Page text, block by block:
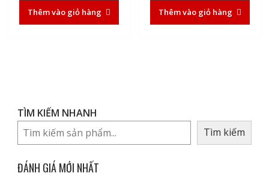
Thêm vào giỏ hàng
là:
950.000₫.
tại
là:
Thêm vào giỏ hàng
TÌM KIẾM NHANH
Tìm kiếm
ĐÁNH GIÁ MỚI NHẤT